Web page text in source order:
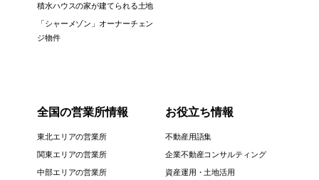
積水ハウスの家が建てられる土地
「シャーメゾン」オーナーチェン
ジ物件
全国の営業所情報
東北エリアの営業所
関東エリアの営業所
中部エリアの営業所
お役立ち情報
不動産用語集
企業不動産コンサルティング
資産運用・土地活用